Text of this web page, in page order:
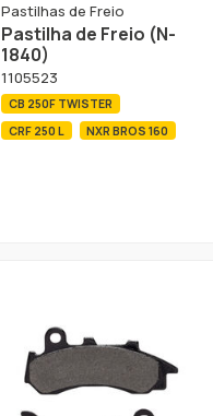
Pastilhas de Freio
Pastilha de Freio (N-
1840)
1105523
CB 250F TWISTER
CRF 250 L
NXR BROS 160